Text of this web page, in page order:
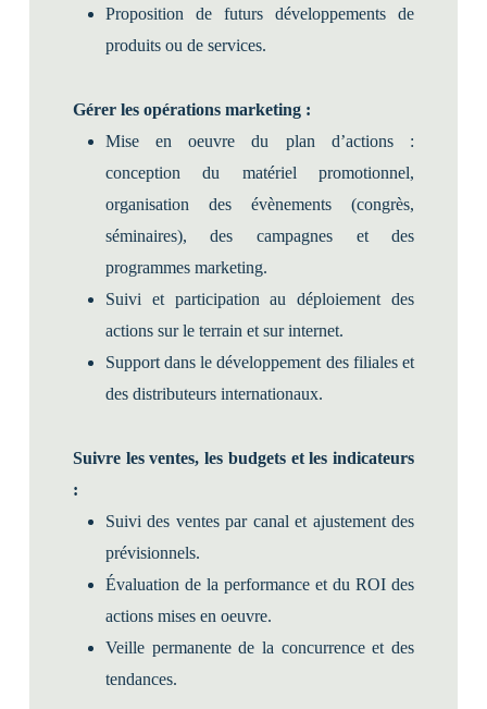
Proposition de futurs développements de
produits ou de services.
Gérer les opérations marketing :
Mise en oeuvre du plan d’actions :
conception du matériel promotionnel,
organisation des évènements (congrès,
séminaires), des campagnes et des
programmes marketing.
Suivi et participation au déploiement des
actions sur le terrain et sur internet.
Support dans le développement des filiales et
des distributeurs internationaux.
Suivre les ventes, les budgets et les indicateurs
:
Suivi des ventes par canal et ajustement des
prévisionnels.
Évaluation de la performance et du ROI des
actions mises en oeuvre.
Veille permanente de la concurrence et des
tendances.